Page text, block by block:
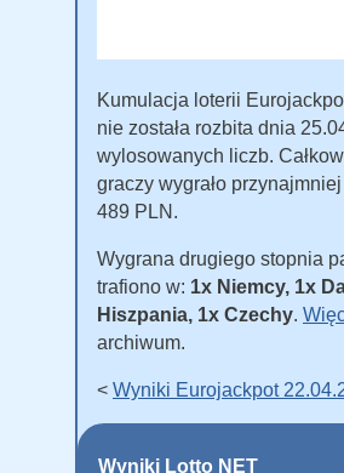
Kumulacja loterii
nie została rozbita dnia
wylosowanych liczb.
graczy wygrało
489 PLN.
Wygrana drugiego stopnia
trafiono w: 1x Niemcy, 1x
Hiszpania, 1x Czechy.
archiwum.
< Wyniki Eurojackpot
Wyniki Lotto NET